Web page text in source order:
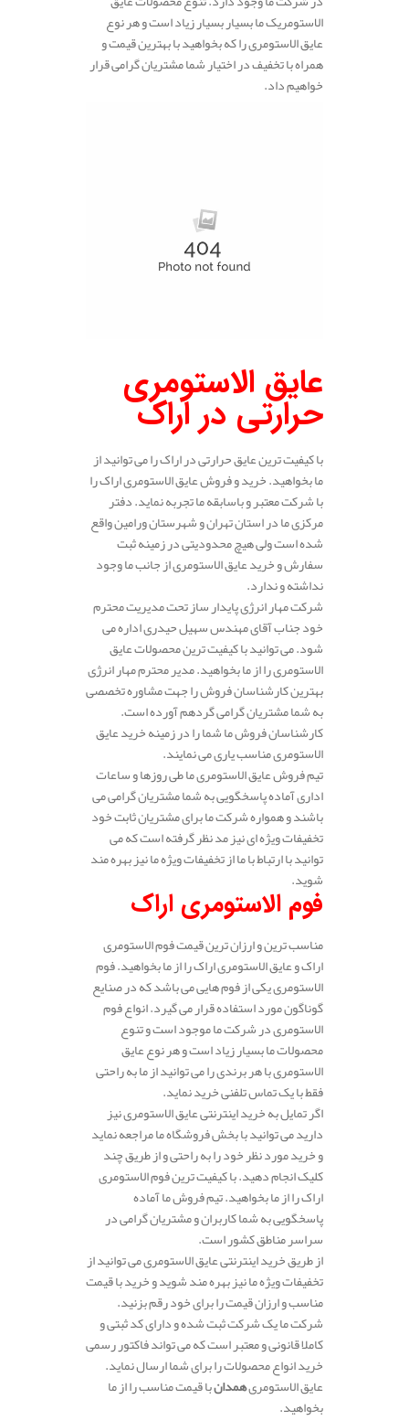
الاستومریک ما بسیار بسیار زیاد است و هر نوع
عایق الاستومری را که بخواهید با بهترین قیمت و
همراه با تخفیف در اختیار شما مشتریان گرامی قرار
خواهیم داد.
عایق الاستومری
حرارتی در اراک
با کیفیت ترین عایق حرارتی در اراک را می توانید از
ما بخواهید. خرید و فروش عایق الاستومری اراک را
با شرکت معتبر و باسابقه ما تجربه نماید. دفتر
مرکزی ما در استان تهران و شهرستان ورامین واقع
شده است ولی هیچ محدودیتی در زمینه ثبت
سفارش و خرید عایق الاستومری از جانب ما وجود
نداشته و ندارد.
شرکت مهار انرژی پایدار ساز تحت مدیریت محترم
خود جناب آقای مهندس سهیل حیدری اداره می
شود. می توانید با کیفیت ترین محصولات عایق
الاستومری را از ما بخواهید. مدیر محترم مهار انرژی
بهترین کارشناسان فروش را جهت مشاوره تخصصی
به شما مشتریان گرامی گردهم آورده است.
کارشناسان فروش ما شما را در زمینه خرید عایق
الاستومری مناسب یاری می نمایند.
تیم فروش عایق الاستومری ما طی روزها و ساعات
اداری آماده پاسخگویی به شما مشتریان گرامی می
باشند و همواره شرکت ما برای مشتریان ثابت خود
تخفیفات ویژه ای نیز مد نظر گرفته است که می
توانید با ارتباط با ما از تخفیفات ویژه ما نیز بهره مند
شوید.
فوم الاستومری اراک
مناسب ترین و ارزان ترین قیمت فوم الاستومری
اراک و عایق الاستومری اراک را از ما بخواهید. فوم
الاستومری یکی از فوم هایی می باشد که در صنایع
گوناگون مورد استفاده قرار می گیرد. انواع فوم
الاستومری در شرکت ما موجود است و تنوع
محصولات ما بسیار زیاد است و هر نوع عایق
الاستومری با هر برندی را می توانید از ما به راحتی
فقط با یک تماس تلفنی خرید نماید.
اگر تمایل به خرید اینترنتی عایق الاستومری نیز
دارید می توانید با بخش فروشگاه ما مراجعه نماید
و خرید مورد نظر خود را به راحتی و از طریق چند
کلیک انجام دهید. با کیفیت ترین فوم الاستومری
اراک را از ما بخواهید. تیم فروش ما آماده
پاسخگویی به شما کاربران و مشتریان گرامی در
سراسر مناطق کشور است.
از طریق خرید اینترنتی عایق الاستومری می توانید از
تخفیفات ویژه ما نیز بهره مند شوید و خرید با قیمت
مناسب و ارزان قیمت را برای خود رقم بزنید.
شرکت ما یک شرکت ثبت شده و دارای کد ثبتی و
کاملا قانونی و معتبر است که می تواند فاکتور رسمی
خرید انواع محصولات را برای شما ارسال نماید.
عایق الاستومریهمدانبا قیمت مناسب را از ما
بخواهید.